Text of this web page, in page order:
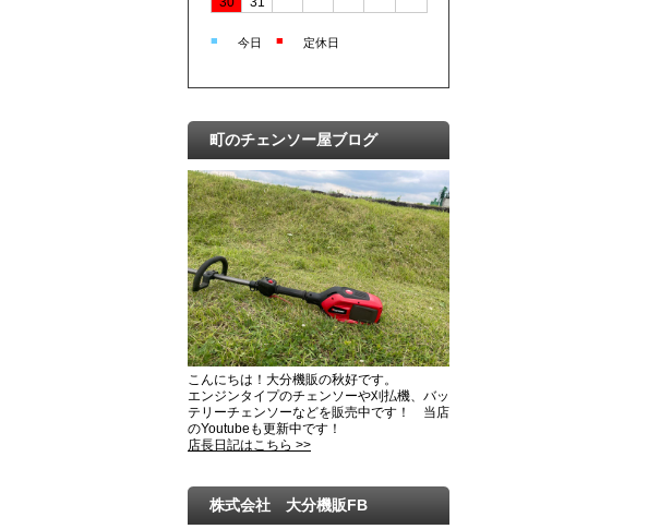
■ 今日 ■ 定休日
町のチェンソー屋ブログ
こんにちは！大分機販の秋好です。
エンジンタイプのチェンソーや刈払機、バッ
テリーチェンソーなどを販売中です！ 当店
のYoutubeも更新中です！
店長日記はこちら >>
株式会社 大分機販FB